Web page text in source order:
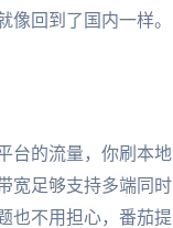
回到了国内一样。
台的流量，你刷本地
宽足够支持多端同时
也不用担心，番茄提